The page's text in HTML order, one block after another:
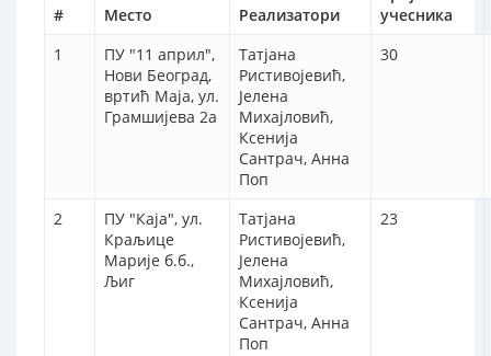
# Место Реализатори
учесника
1
ПУ "11 април",
Нови Београд,
вртић Маја, ул.
Грамшијева 2а
Татјана
Ристивојевић,
Јелена
Михајловић,
Ксенија
Сантрач, Анна
Поп
30
2
ПУ "Каја", ул.
Краљице
Марије б.б.,
Љиг
Татјана
Ристивојевић,
Јелена
Михајловић,
Ксенија
Сантрач, Анна
Поп
23